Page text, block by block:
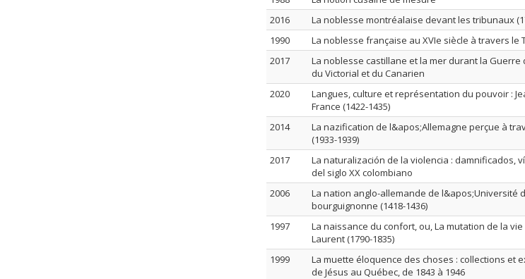
2016
La noblesse montréalaise devant les tribunaux
1990
La noblesse française au XVIe siècle à travers le
2017
La noblesse castillane et la mer durant la
du Victorial et du Canarien
2020
Langues, culture et représentation du pouvoir :
France (1422-1435)
2014
La nazification de l&apos;Allemagne perçue à
(1933-1939)
2017
La naturalización de la violencia : damnificados,
del siglo XX colombiano
2006
La nation anglo-allemande de l&apos;Université
bourguignonne (1418-1436)
1997
La naissance du confort, ou, La mutation de la
Laurent (1790-1835)
1999
La muette éloquence des choses : collections et
de Jésus au Québec, de 1843 à 1946